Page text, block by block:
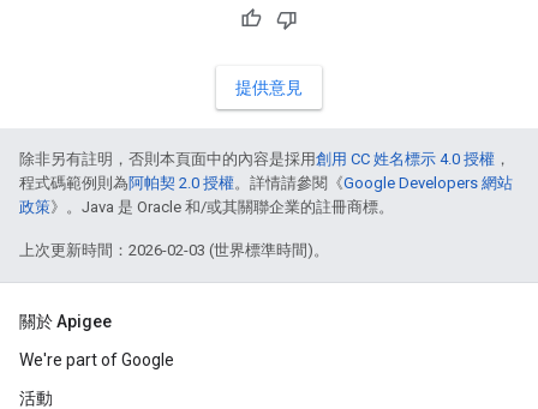
提供意見
除非另有註明，否則本頁面中的內容是採用創用 CC 姓名標示 4.0 授權 ，
程式碼範例則為阿帕契 2.0 授權。詳情請參閱《Google Developers 網站
政策》。Java 是 Oracle 和/或其關聯企業的註冊商標。
上次更新時間：2026-02-03 (世界標準時間)。
關於 Apigee
We're part of Google
活動